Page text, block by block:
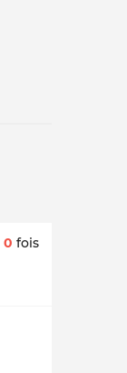
0 fois